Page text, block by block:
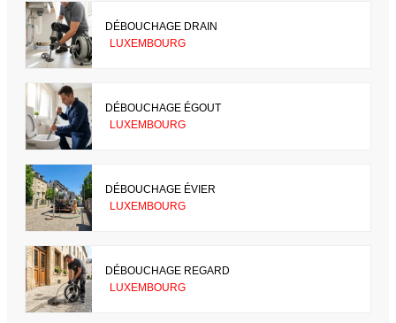
DÉBOUCHAGE DRAIN
LUXEMBOURG
DÉBOUCHAGE ÉGOUT
LUXEMBOURG
DÉBOUCHAGE ÉVIER
LUXEMBOURG
DÉBOUCHAGE REGARD
LUXEMBOURG